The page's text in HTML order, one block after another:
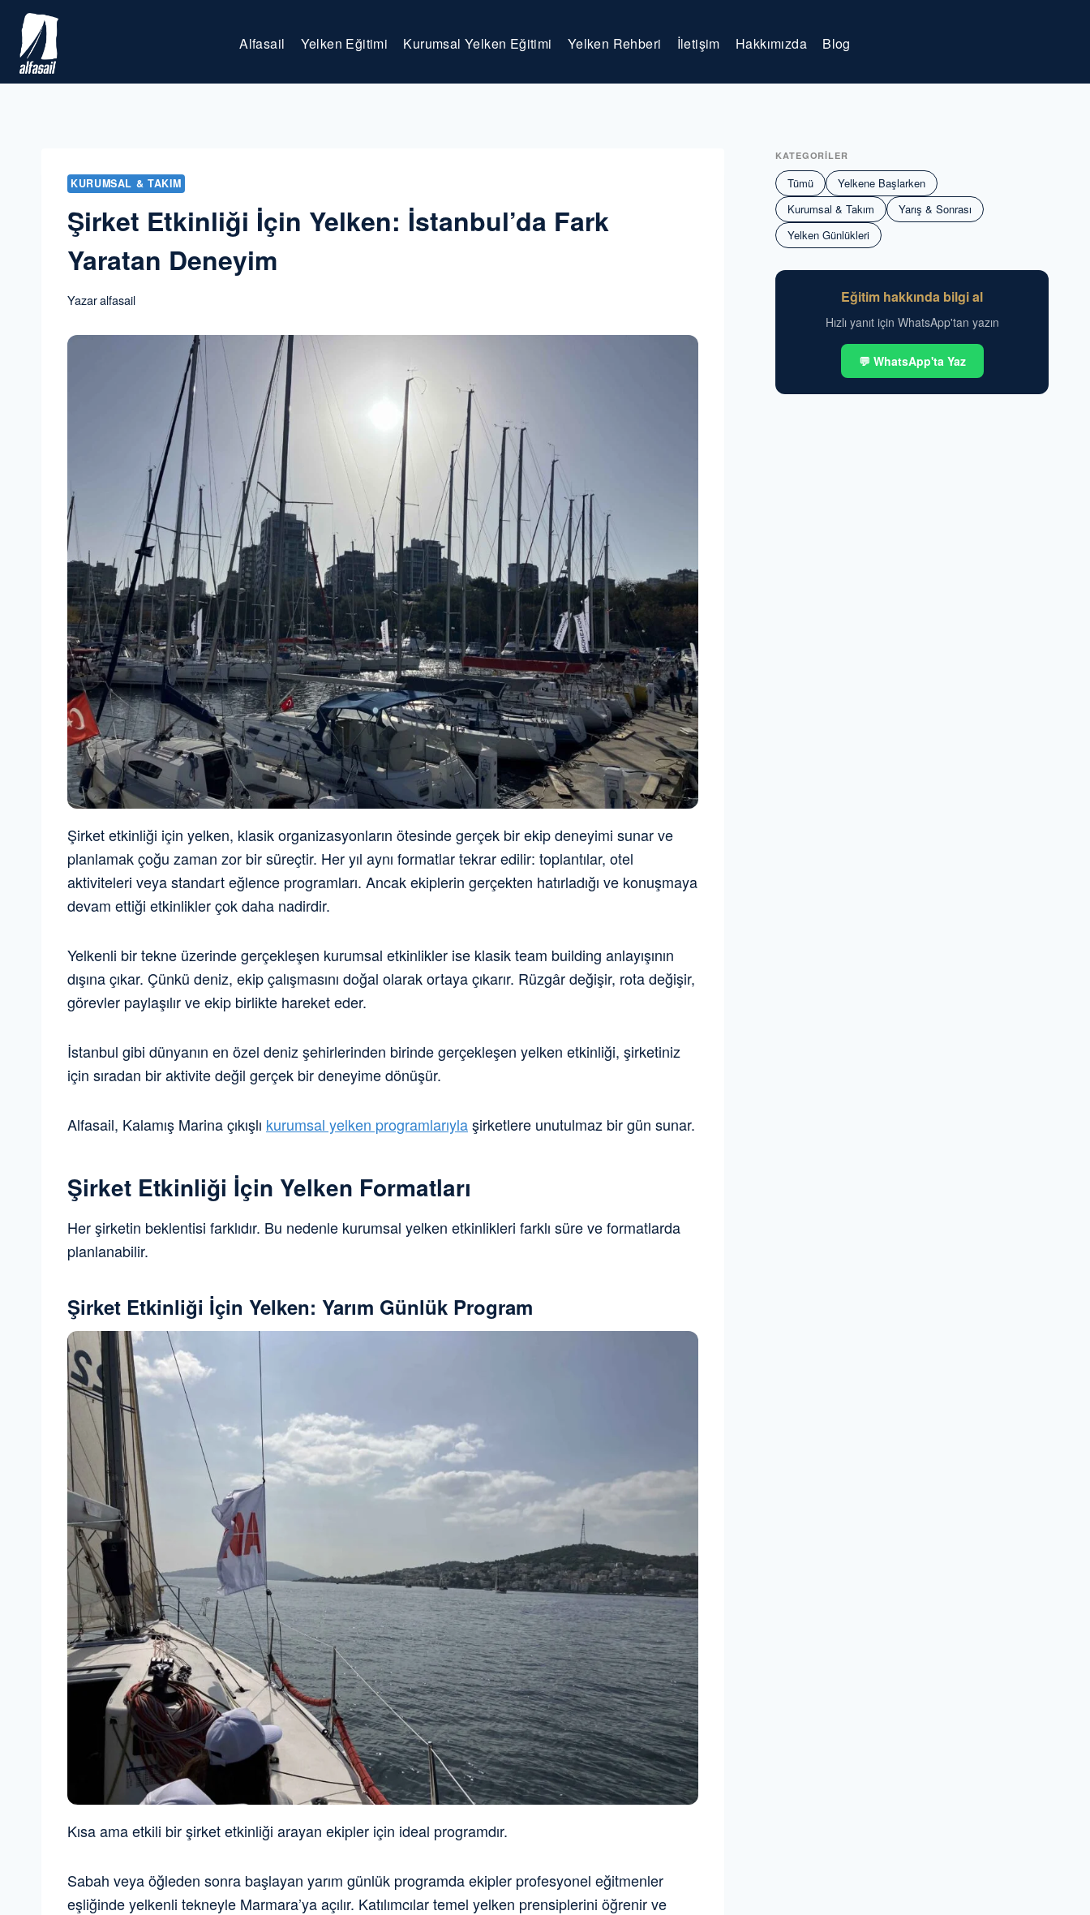
Skip
content
Alfasail Yelken Eğitimi Kurumsal Yelken Eğitimi Yelken Rehberi İletişim Hakkımızda Blog
KURUMSAL & TAKIM
Şirket Etkinliği İçin Yelken: İstanbul’da Fark
Yaratan Deneyim
Yazaralfasail
Şirket etkinliği için yelken, klasik organizasyonların ötesinde gerçek bir ekip deneyimi sunar ve
planlamak çoğu zaman zor bir süreçtir. Her yıl aynı formatlar tekrar edilir: toplantılar, otel
aktiviteleri veya standart eğlence programları. Ancak ekiplerin gerçekten hatırladığı ve konuşmaya
devam ettiği etkinlikler çok daha nadirdir.
Yelkenli bir tekne üzerinde gerçekleşen kurumsal etkinlikler ise klasik team building anlayışının
dışına çıkar. Çünkü deniz, ekip çalışmasını doğal olarak ortaya çıkarır. Rüzgâr değişir, rota değişir,
görevler paylaşılır ve ekip birlikte hareket eder.
İstanbul gibi dünyanın en özel deniz şehirlerinden birinde gerçekleşen yelken etkinliği, şirketiniz
için sıradan bir aktivite değil gerçek bir deneyime dönüşür.
Alfasail, Kalamış Marina çıkışlı kurumsal yelken programlarıylaşirketlere unutulmaz bir gün sunar.
Şirket Etkinliği İçin Yelken Formatları
Her şirketin beklentisi farklıdır. Bu nedenle kurumsal yelken etkinlikleri farklı süre ve formatlarda
planlanabilir.
Şirket Etkinliği İçin Yelken: Yarım Günlük Program
Kısa ama etkili bir şirket etkinliği arayan ekipler için ideal programdır.
Sabah veya öğleden sonra başlayan yarım günlük programda ekipler profesyonel eğitmenler
eşliğinde yelkenli tekneyle Marmara’ya açılır. Katılımcılar temel yelken prensiplerini öğrenir ve
KATEGORİLER
Tümü
Yelkene Başlarken
Kurumsal & Takım
Yarış & Sonrası
Yelken Günlükleri
Eğitim hakkında bilgi al
Hızlı yanıt için WhatsApp'tan yazın
💬 WhatsApp'ta Yaz